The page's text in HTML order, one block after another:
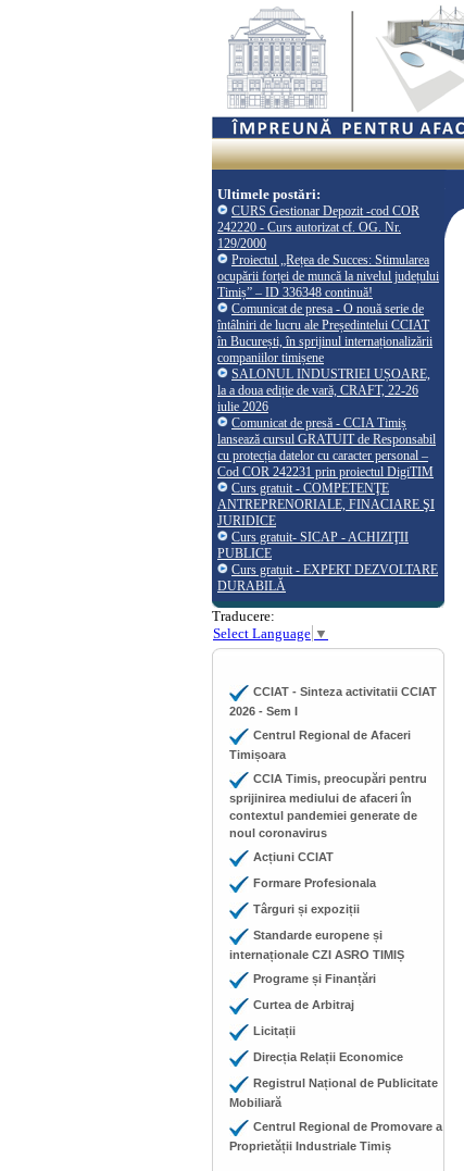
Ultimele postări:
CURS Gestionar Depozit -cod COR
242220 - Curs autorizat cf. OG. Nr.
129/2000
Proiectul „Rețea de Succes: Stimularea
ocupării forței de muncă la nivelul județului
Timiș” – ID 336348 continuă!
Comunicat de presa - O nouă serie de
întâlniri de lucru ale Președintelui CCIAT
în București, în sprijinul internaționalizării
companiilor timișene
SALONUL INDUSTRIEI UȘOARE,
la a doua ediție de vară, CRAFT, 22-26
iulie 2026
Comunicat de presă - CCIA Timiș
lansează cursul GRATUIT de Responsabil
cu protecția datelor cu caracter personal –
Cod COR 242231 prin proiectul DigiTIM
Curs gratuit - COMPETENŢE
ANTREPRENORIALE, FINACIARE ŞI
JURIDICE
Curs gratuit- SICAP - ACHIZIŢII
PUBLICE
Curs gratuit - EXPERT DEZVOLTARE
DURABILĂ
Traducere:
Select Language ▼
CCIAT - Sinteza activitatii CCIAT
2026 - Sem I
Centrul Regional de Afaceri
Timișoara
CCIA Timis, preocupări pentru
sprijinirea mediului de afaceri în
contextul pandemiei generate de
noul coronavirus
Acțiuni CCIAT
Formare Profesionala
Târguri și expoziții
Standarde europene și
internaționale CZI ASRO TIMIȘ
Programe și Finanțări
Curtea de Arbitraj
Licitații
Direcția Relații Economice
Registrul Național de Publicitate
Mobiliară
Centrul Regional de Promovare a
Proprietății Industriale Timiș